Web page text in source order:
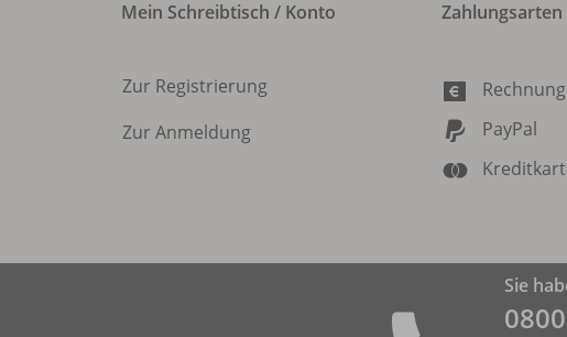
Mein Schreibtisch / Konto
Zur Registrierung
Zur Anmeldung
Zahlungsarten
Rechnung
PayPal
Sie